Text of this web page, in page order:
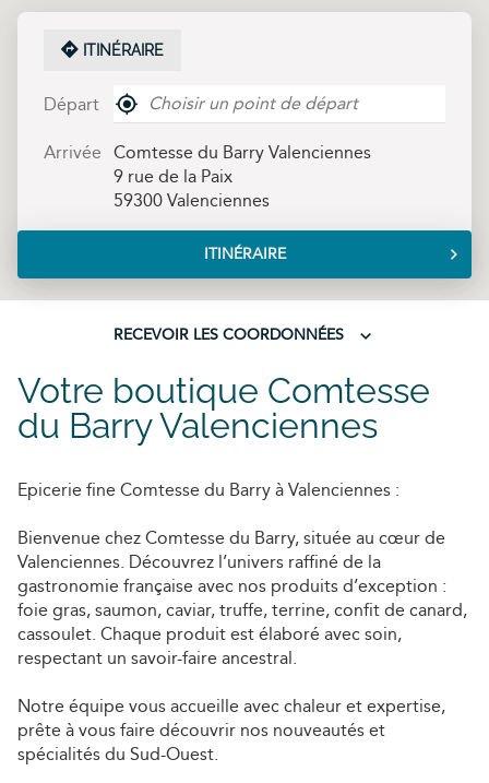
ITINÉRAIRE
Départ
,
trouver
point
de
vente
Comtesse
Arrivée
Comtesse du Barry Valenciennes
9 rue de la Paix
59300 Valenciennes
ITINÉRAIRE
JUSQU'AU
POINT
DE
COMTESSE
VALENCIENNES
RECEVOIR LES COORDONNÉES
RECEVOIR
COORDONNÉES
Votre boutique Comtesse
du Barry Valenciennes
Epicerie fine Comtesse du Barry à Valenciennes :
Bienvenue chez Comtesse du Barry, située au cœur de
Valenciennes. Découvrez l’univers raffiné de la
gastronomie française avec nos produits d’exception :
foie gras, saumon, caviar, truffe, terrine, confit de canard,
cassoulet. Chaque produit est élaboré avec soin,
respectant un savoir-faire ancestral.
Notre équipe vous accueille avec chaleur et expertise,
prête à vous faire découvrir nos nouveautés et
spécialités du Sud-Ouest.